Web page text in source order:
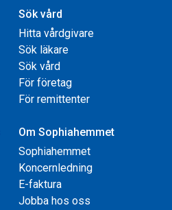
Sök vård
Hitta vårdgivare
Sök läkare
Sök vård
För företag
För remittenter
Om Sophiahemmet
Sophiahemmet
Koncernledning
E-faktura
Jobba hos oss